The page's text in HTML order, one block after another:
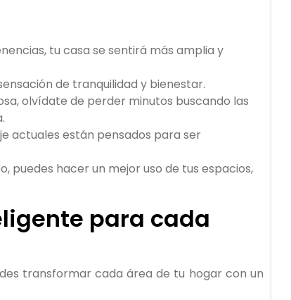
tu casa se sentirá más amplia y
de tranquilidad y bienestar.
olvídate de perder minutos buscando las
actuales están pensados para ser
puedes hacer un mejor uso de tus espacios,
para cada
transformar cada área de tu hogar con un